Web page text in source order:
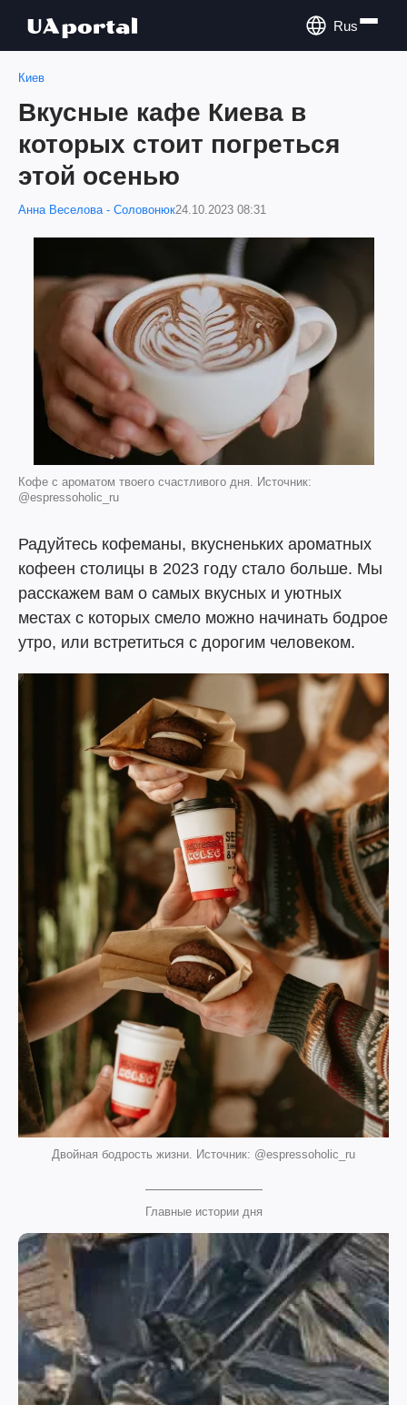
Rus
Киев
Вкусные кафе Киева в
которых стоит погреться
этой осенью
Анна Веселова - Соловонюк24.10.2023 08:31
Кофе с ароматом твоего счастливого дня. Источник:
@espressoholic_ru
Радуйтесь кофеманы, вкусненьких ароматных
кофеен столицы в 2023 году стало больше. Мы
расскажем вам о самых вкусных и уютных
местах с которых смело можно начинать бодрое
утро, или встретиться с дорогим человеком.
Двойная бодрость жизни. Источник: @espressoholic_ru
Главные истории дня